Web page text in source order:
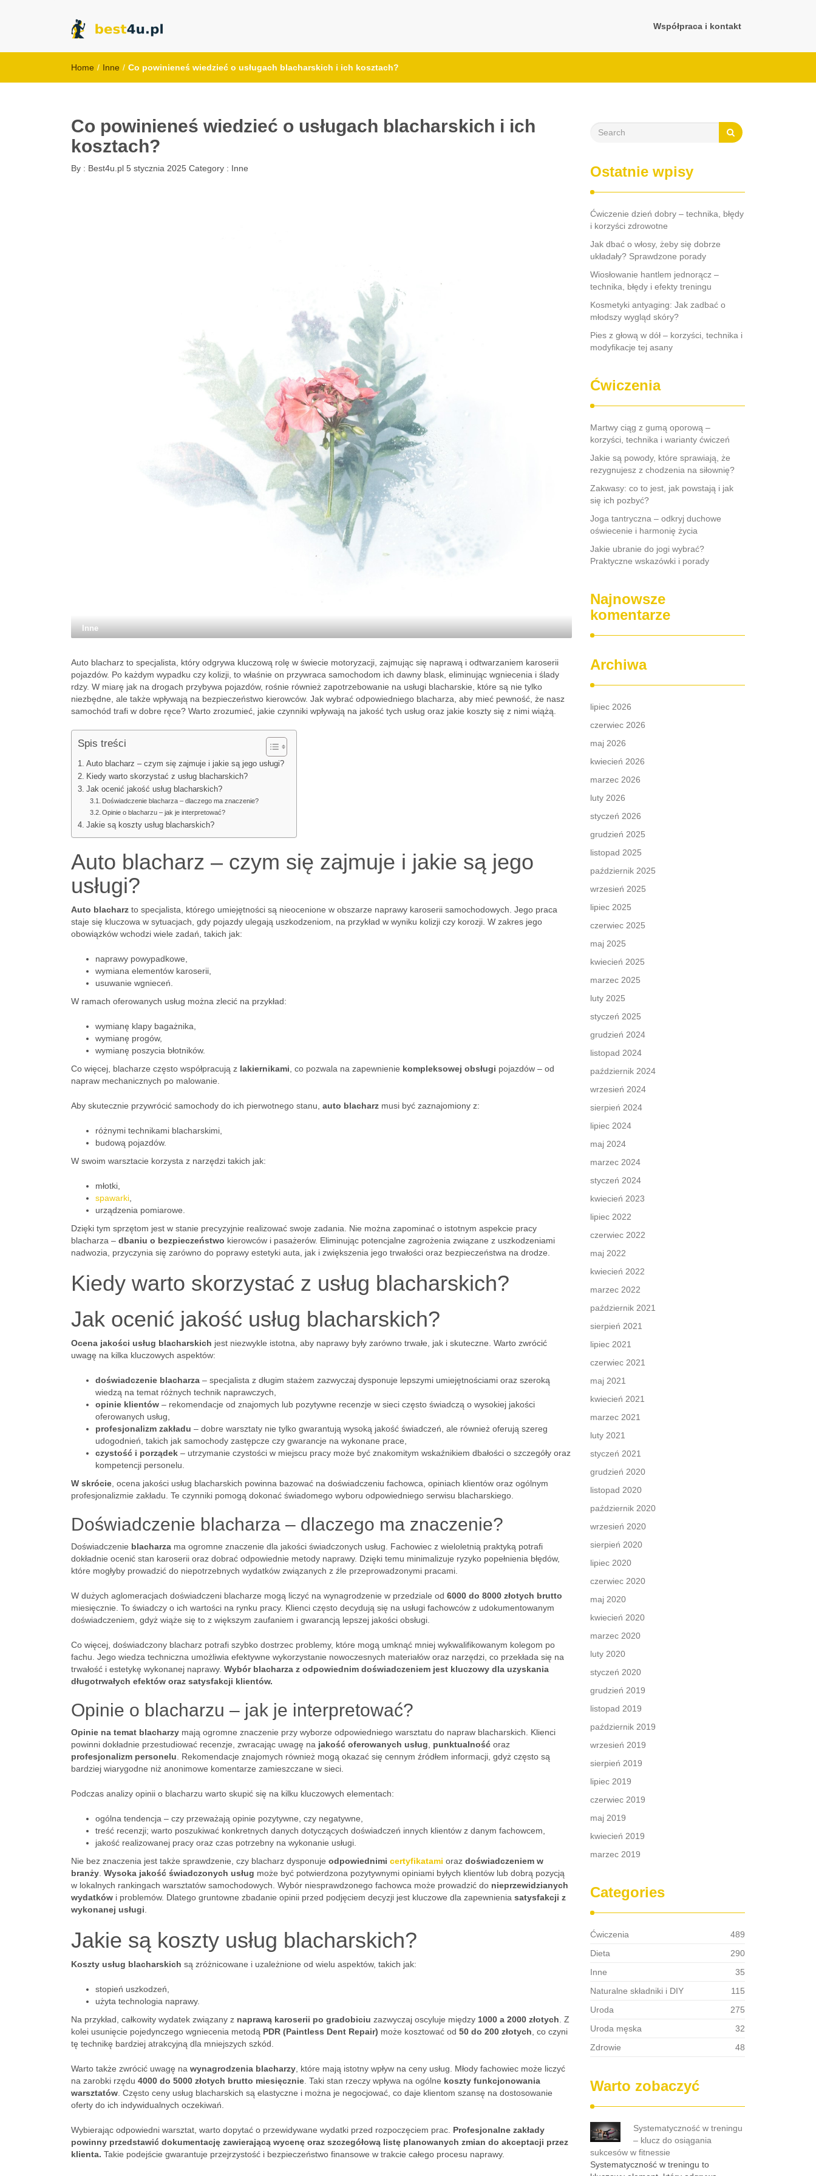
Współpraca i kontakt
Home / Inne / Co powinieneś wiedzieć o usługach blacharskich i ich kosztach?
Co powinieneś wiedzieć o usługach blacharskich i ich
kosztach?
By : Best4u.pl 5 stycznia 2025 Category : Inne
Inne
Auto blacharz to specjalista, który odgrywa kluczową rolę w świecie motoryzacji, zajmując się naprawą i odtwarzaniem karoserii
pojazdów. Po każdym wypadku czy kolizji, to właśnie on przywraca samochodom ich dawny blask, eliminując wgniecenia i ślady
rdzy. W miarę jak na drogach przybywa pojazdów, rośnie również zapotrzebowanie na usługi blacharskie, które są nie tylko
niezbędne, ale także wpływają na bezpieczeństwo kierowców. Jak wybrać odpowiedniego blacharza, aby mieć pewność, że nasz
samochód trafi w dobre ręce? Warto zrozumieć, jakie czynniki wpływają na jakość tych usług oraz jakie koszty się z nimi wiążą.
Spis treści
Auto blacharz – czym się zajmuje i jakie są jego usługi?
Kiedy warto skorzystać z usług blacharskich?
Jak ocenić jakość usług blacharskich?
Doświadczenie blacharza – dlaczego ma znaczenie?
Opinie o blacharzu – jak je interpretować?
Jakie są koszty usług blacharskich?
Auto blacharz – czym się zajmuje i jakie są jego
usługi?
Auto blacharz to specjalista, którego umiejętności są nieocenione w obszarze naprawy karoserii samochodowych. Jego praca
staje się kluczowa w sytuacjach, gdy pojazdy ulegają uszkodzeniom, na przykład w wyniku kolizji czy korozji. W zakres jego
obowiązków wchodzi wiele zadań, takich jak:
naprawy powypadkowe,
wymiana elementów karoserii,
usuwanie wgnieceń.
W ramach oferowanych usług można zlecić na przykład:
wymianę klapy bagażnika,
wymianę progów,
wymianę poszycia błotników.
Co więcej, blacharze często współpracują z lakiernikami , co pozwala na zapewnienie kompleksowej obsługi pojazdów – od
napraw mechanicznych po malowanie.
Aby skutecznie przywrócić samochody do ich pierwotnego stanu, auto blacharz musi być zaznajomiony z:
różnymi technikami blacharskimi,
budową pojazdów.
W swoim warsztacie korzysta z narzędzi takich jak:
młotki,
spawarki
urządzenia pomiarowe.
Dzięki tym sprzętom jest w stanie precyzyjnie realizować swoje zadania. Nie można zapominać o istotnym aspekcie pracy
blacharza – dbaniu o bezpieczeństwo kierowców i pasażerów. Eliminując potencjalne zagrożenia związane z uszkodzeniami
nadwozia, przyczynia się zarówno do poprawy estetyki auta, jak i zwiększenia jego trwałości oraz bezpieczeństwa na drodze.
Kiedy warto skorzystać z usług blacharskich?
Jak ocenić jakość usług blacharskich?
Ocena jakości usług blacharskich jest niezwykle istotna, aby naprawy były zarówno trwałe, jak i skuteczne. Warto zwrócić
uwagę na kilka kluczowych aspektów:
doświadczenie blacharza – specjalista z długim stażem zazwyczaj dysponuje lepszymi umiejętnościami oraz szeroką
wiedzą na temat różnych technik naprawczych,
opinie klientów – rekomendacje od znajomych lub pozytywne recenzje w sieci często świadczą o wysokiej jakości
oferowanych usług,
profesjonalizm zakładu – dobre warsztaty nie tylko gwarantują wysoką jakość świadczeń, ale również oferują szereg
udogodnień, takich jak samochody zastępcze czy gwarancje na wykonane prace,
czystość i porządek – utrzymanie czystości w miejscu pracy może być znakomitym wskaźnikiem dbałości o szczegóły oraz
kompetencji personelu.
W skrócie , ocena jakości usług blacharskich powinna bazować na doświadczeniu fachowca, opiniach klientów oraz ogólnym
profesjonalizmie zakładu. Te czynniki pomogą dokonać świadomego wyboru odpowiedniego serwisu blacharskiego.
Doświadczenie blacharza – dlaczego ma znaczenie?
Doświadczenie blacharza ma ogromne znaczenie dla jakości świadczonych usług. Fachowiec z wieloletnią praktyką potrafi
dokładnie ocenić stan karoserii oraz dobrać odpowiednie metody naprawy. Dzięki temu minimalizuje ryzyko popełnienia błędów,
które mogłyby prowadzić do niepotrzebnych wydatków związanych z źle przeprowadzonymi pracami.
W dużych aglomeracjach doświadczeni blacharze mogą liczyć na wynagrodzenie w przedziale od 6000 do 8000 złotych brutto
miesięcznie. To świadczy o ich wartości na rynku pracy. Klienci często decydują się na usługi fachowców z udokumentowanym
doświadczeniem, gdyż wiąże się to z większym zaufaniem i gwarancją lepszej jakości obsługi.
Co więcej, doświadczony blacharz potrafi szybko dostrzec problemy, które mogą umknąć mniej wykwalifikowanym kolegom po
fachu. Jego wiedza techniczna umożliwia efektywne wykorzystanie nowoczesnych materiałów oraz narzędzi, co przekłada się na
trwałość i estetykę wykonanej naprawy. Wybór blacharza z odpowiednim doświadczeniem jest kluczowy dla uzyskania
długotrwałych efektów oraz satysfakcji klientów.
Opinie o blacharzu – jak je interpretować?
Opinie na temat blacharzy mają ogromne znaczenie przy wyborze odpowiedniego warsztatu do napraw blacharskich. Klienci
powinni dokładnie przestudiować recenzje, zwracając uwagę na jakość oferowanych usług punktualność oraz
profesjonalizm personelu . Rekomendacje znajomych również mogą okazać się cennym źródłem informacji, gdyż często są
bardziej wiarygodne niż anonimowe komentarze zamieszczane w sieci.
Podczas analizy opinii o blacharzu warto skupić się na kilku kluczowych elementach:
ogólna tendencja – czy przeważają opinie pozytywne, czy negatywne,
treść recenzji; warto poszukiwać konkretnych danych dotyczących doświadczeń innych klientów z danym fachowcem,
jakość realizowanej pracy oraz czas potrzebny na wykonanie usługi.
Nie bez znaczenia jest także sprawdzenie, czy blacharz dysponuje odpowiednimi certyfikatami oraz doświadczeniem w
branży Wysoka jakość świadczonych usług może być potwierdzona pozytywnymi opiniami byłych klientów lub dobrą pozycją
w lokalnych rankingach warsztatów samochodowych. Wybór niesprawdzonego fachowca może prowadzić do nieprzewidzianych
wydatków i problemów. Dlatego gruntowne zbadanie opinii przed podjęciem decyzji jest kluczowe dla zapewnienia satysfakcji z
wykonanej usługi
Jakie są koszty usług blacharskich?
Koszty usług blacharskich są zróżnicowane i uzależnione od wielu aspektów, takich jak:
stopień uszkodzeń,
użyta technologia naprawy.
Na przykład, całkowity wydatek związany z naprawą karoserii po gradobiciu zazwyczaj oscyluje między 1000 a 2000 złotych . Z
kolei usunięcie pojedynczego wgniecenia metodą PDR (Paintless Dent Repair) może kosztować od 50 do 200 złotych , co czyni
tę technikę bardziej atrakcyjną dla mniejszych szkód.
Warto także zwrócić uwagę na wynagrodzenia blacharzy , które mają istotny wpływ na ceny usług. Młody fachowiec może liczyć
na zarobki rzędu 4000 do 5000 złotych brutto miesięcznie . Taki stan rzeczy wpływa na ogólne koszty funkcjonowania
warsztatów . Często ceny usług blacharskich są elastyczne i można je negocjować, co daje klientom szansę na dostosowanie
oferty do ich indywidualnych oczekiwań.
Wybierając odpowiedni warsztat, warto dopytać o przewidywane wydatki przed rozpoczęciem prac. Profesjonalne zakłady
powinny przedstawić dokumentację zawierającą wycenę oraz szczegółową listę planowanych zmian do akceptacji przez
klienta. Takie podejście gwarantuje przejrzystość i bezpieczeństwo finansowe w trakcie całego procesu naprawy.
Ostatnie wpisy
Ćwiczenie dzień dobry – technika, błędy
i korzyści zdrowotne
Jak dbać o włosy, żeby się dobrze
układały? Sprawdzone porady
Wiosłowanie hantlem jednorącz –
technika, błędy i efekty treningu
Kosmetyki antyaging: Jak zadbać o
młodszy wygląd skóry?
Pies z głową w dół – korzyści, technika i
modyfikacje tej asany
Ćwiczenia
Martwy ciąg z gumą oporową –
korzyści, technika i warianty ćwiczeń
Jakie są powody, które sprawiają, że
rezygnujesz z chodzenia na siłownię?
Zakwasy: co to jest, jak powstają i jak
się ich pozbyć?
Joga tantryczna – odkryj duchowe
oświecenie i harmonię życia
Jakie ubranie do jogi wybrać?
Praktyczne wskazówki i porady
Najnowsze
komentarze
Archiwa
lipiec 2026
czerwiec 2026
maj 2026
kwiecień 2026
marzec 2026
luty 2026
styczeń 2026
grudzień 2025
listopad 2025
październik 2025
wrzesień 2025
lipiec 2025
czerwiec 2025
maj 2025
kwiecień 2025
marzec 2025
luty 2025
styczeń 2025
grudzień 2024
listopad 2024
październik 2024
wrzesień 2024
sierpień 2024
lipiec 2024
maj 2024
marzec 2024
styczeń 2024
kwiecień 2023
lipiec 2022
czerwiec 2022
maj 2022
kwiecień 2022
marzec 2022
październik 2021
sierpień 2021
lipiec 2021
czerwiec 2021
maj 2021
kwiecień 2021
marzec 2021
luty 2021
styczeń 2021
grudzień 2020
listopad 2020
październik 2020
wrzesień 2020
sierpień 2020
lipiec 2020
czerwiec 2020
maj 2020
kwiecień 2020
marzec 2020
luty 2020
styczeń 2020
grudzień 2019
listopad 2019
październik 2019
wrzesień 2019
sierpień 2019
lipiec 2019
czerwiec 2019
maj 2019
kwiecień 2019
marzec 2019
Categories
Ćwiczenia
489
Dieta
290
Inne
35
Naturalne składniki i DIY
115
Uroda
275
Uroda męska
32
Zdrowie
48
Warto zobaczyć
Systematyczność w treningu
– klucz do osiągania
sukcesów w fitnessie
Systematyczność w treningu to